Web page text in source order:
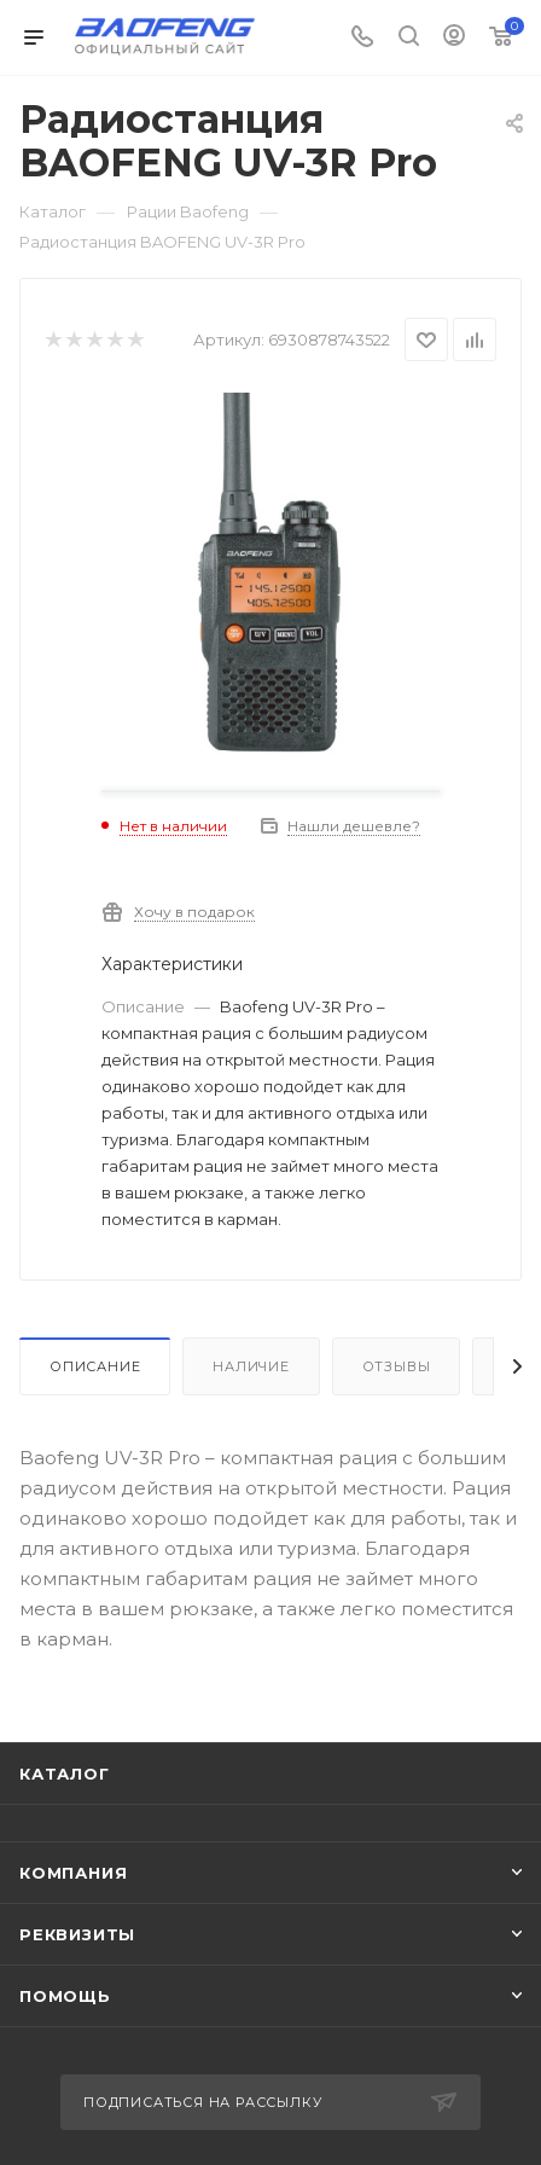
0
Радиостанция
BAOFENG UV-3R Pro
Каталог — Рации Baofeng —
Радиостанция BAOFENG UV-3R Pro
Артикул: 6930878743522
Нет в наличии Нашли дешевле?
Хочу в подарок
Характеристики
Описание — Baofeng UV-3R Pro –
компактная рация с большим радиусом
действия на открытой местности. Рация
одинаково хорошо подойдет как для
работы, так и для активного отдыха или
туризма. Благодаря компактным
габаритам рация не займет много места
в вашем рюкзаке, а также легко
поместится в карман.
ОПИСАНИЕ НАЛИЧИЕ ОТЗЫВЫ
Baofeng UV-3R Pro – компактная рация с большим
радиусом действия на открытой местности. Рация
одинаково хорошо подойдет как для работы, так и
для активного отдыха или туризма. Благодаря
компактным габаритам рация не займет много
места в вашем рюкзаке, а также легко поместится
в карман.
КАТАЛОГ
КОМПАНИЯ
РЕКВИЗИТЫ
ПОМОЩЬ
ПОДПИСАТЬСЯ НА РАССЫЛКУ